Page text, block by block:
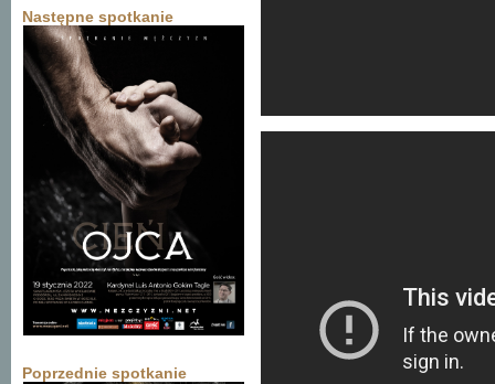
Następne spotkanie
Poprzednie spotkanie